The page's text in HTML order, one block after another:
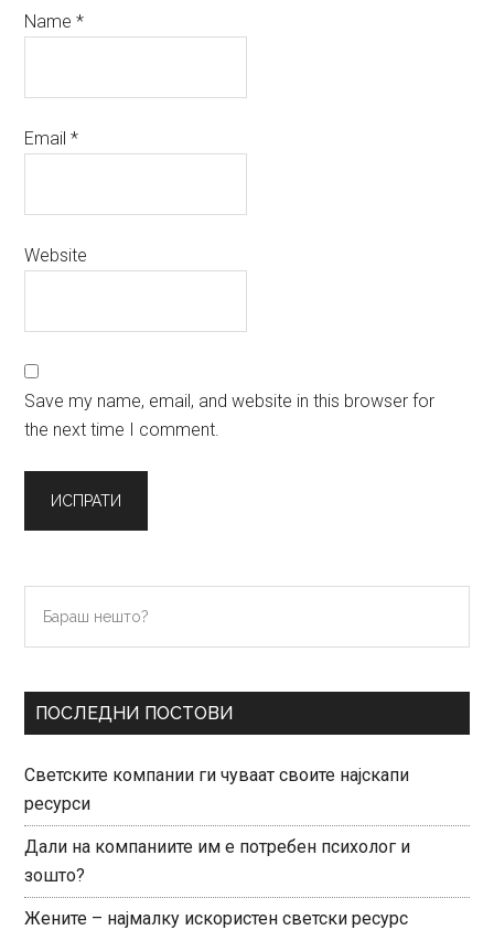
Name*
Email*
Website
Save my name, email, and website in this browser for
the next time I comment.
Primary
Sidebar
нешто?
ПОСЛЕДНИ ПОСТОВИ
Светските компании ги чуваат своите најскапи
ресурси
Дали на компаниите им е потребен психолог и
зошто?
Жените – најмалку искористен светски ресурс